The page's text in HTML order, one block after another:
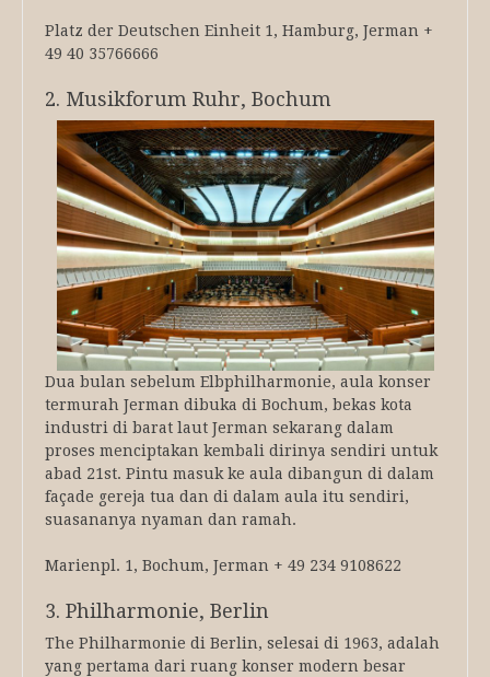
Platz der Deutschen Einheit 1, Hamburg, Jerman +
49 40 35766666
2. Musikforum Ruhr, Bochum
Dua bulan sebelum Elbphilharmonie, aula konser
termurah Jerman dibuka di Bochum, bekas kota
industri di barat laut Jerman sekarang dalam
proses menciptakan kembali dirinya sendiri untuk
abad 21st. Pintu masuk ke aula dibangun di dalam
façade gereja tua dan di dalam aula itu sendiri,
suasananya nyaman dan ramah.
Marienpl. 1, Bochum, Jerman + 49 234 9108622
3. Philharmonie, Berlin
The Philharmonie di Berlin, selesai di 1963, adalah
yang pertama dari ruang konser modern besar